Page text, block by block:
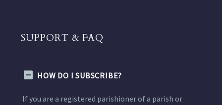
SUPPORT & FAQ
HOW DO I SUBSCRIBE?
If you are a registered parishioner of a parish or